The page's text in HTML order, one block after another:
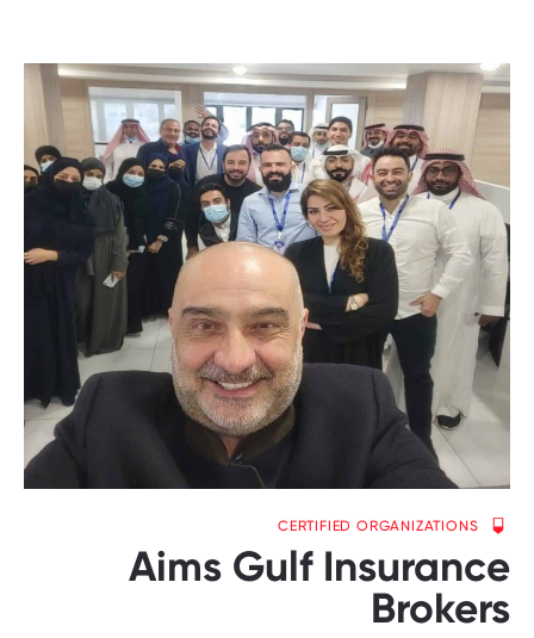
CERTIFIED ORGANIZATIONS
Aims Gulf Insurance
Brokers